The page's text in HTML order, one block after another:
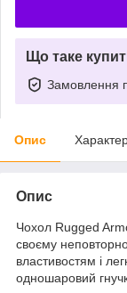
Що таке
Замовлення
Опис
Опис
Чохол Rugged
своєму
властивостям і
одношаровий